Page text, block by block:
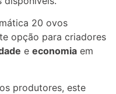
20 ovos
opção para criadores
e economia em
produtores, este